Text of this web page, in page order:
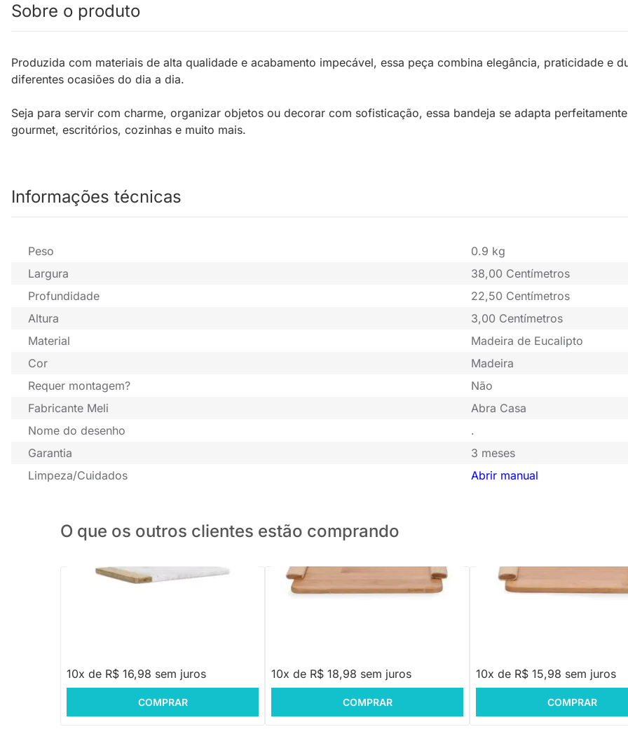
Sobre o produto
Produzida com materiais de alta qualidade e acabamento impecável, essa peça combina elegância, praticidade e
diferentes ocasiões do dia a dia.
Seja para servir com charme, organizar objetos ou decorar com sofisticação, essa bandeja se adapta
gourmet, escritórios, cozinhas e muito mais.
Informações técnicas
Peso
0.9 kg
Largura
38,00 Centímetros
Profundidade
22,50 Centímetros
Altura
3,00 Centímetros
Material
Madeira de Eucalipto
Cor
Madeira
Requer montagem?
Não
Fabricante Meli
Abra Casa
Nome do desenho
.
Garantia
3 meses
Limpeza/Cuidados
Abrir manual
O que os outros clientes estão comprando
10x de R$ 16,98 sem juros
COMPRAR
PRONTA ENTREGA
10x de R$ 18,98 sem juros
COMPRAR
PRONTA ENTREGA
10x de R$ 15,98 sem juros
COMPRAR